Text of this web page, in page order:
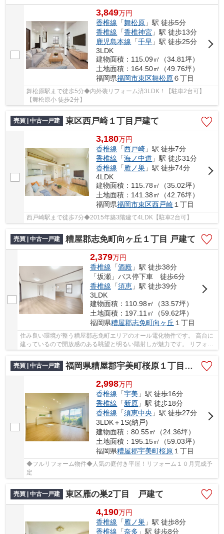
3,849万円
香椎線 「舞松原 」駅 徒歩5分
香椎線 「香椎神宮 」駅 徒歩13分
鹿児島本線 「千早 」駅 徒歩25分
3LDK
建物面積：115.09㎡（34.81坪）
土地面積：164.50㎡（49.76坪）
福岡県福岡市東区舞松原６丁目
舞松原駅まで徒歩5分◆内外装リフォーム済3LDK！【駐車2台可】
【舞松原小 徒歩2分】
売買 | 中古一戸建 東区西戸崎１丁目戸建て
3,180万円
香椎線 「西戸崎 」駅 徒歩7分
香椎線 「海ノ中道 」駅 徒歩31分
香椎線 「雁ノ巣 」駅 徒歩74分
4LDK
建物面積：115.78㎡（35.02坪）
土地面積：141.38㎡（42.76坪）
福岡県福岡市東区西戸崎１丁目
西戸崎駅まで徒歩7分◆2015年築3階建て4LDK【駐車2台可】
売買 | 中古一戸建 糟屋郡志免町向ヶ丘１丁目 戸建て
2,379万円
香椎線 「酒殿」駅 徒歩38分
「坂瀬」バス停下車 徒歩6分
香椎線 「須恵」駅 徒歩39分
3LDK
建物面積：110.98㎡（33.57坪）
土地面積：197.11㎡（59.62坪）
福岡県糟屋郡志免町向ヶ丘 １丁目
住み良い環境が整う糟屋郡志免町エリアのオール電化物件です。 高台に
建っているので開放感のある眺望と明るい陽射しが魅力です。 リフォー
売買 | 中古一戸建
福岡県糟屋郡宇美町桜原１丁目 戸建て
2,998万円
香椎線 「宇美 」駅 徒歩16分
香椎線 「新原 」駅 徒歩18分
香椎線 「須恵中央 」駅 徒歩27分
3LDK＋1S(納戸)
建物面積：80.55㎡（24.36坪）
土地面積：195.15㎡（59.03坪）
福岡県糟屋郡宇美町桜原 １丁目
◆フルリフォーム物件◆人気の庭付き平屋！リフォーム１０月完成予
定
売買 | 中古一戸建 東区雁の巣2丁目 戸建て
4,190万円
香椎線 「 雁ノ巣 」駅 徒歩8分
香椎線 「奈多 」駅 徒歩8分